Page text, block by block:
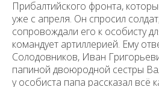
Прибалтийского фронта,
уже с апреля. Он спросил
сопровождали его к особисту
командует артиллерией. Ему
Солодовников, Иван
папиной двоюродной сестры
у особиста папа рассказал всё